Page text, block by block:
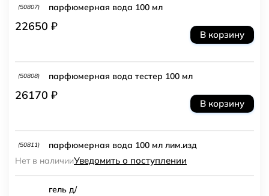
(50807) парфюмерная вода 100 мл
22650 ₽
В корзину
(50808) парфюмерная вода тестер 100 мл
26170 ₽
В корзину
(50811)
парфюмерная вода 100 мл лим.изд
Нет в наличииУведомить о поступлении
гель д/